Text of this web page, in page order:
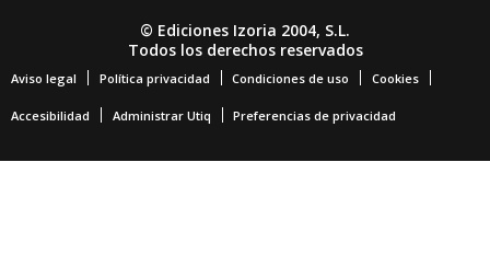
© Ediciones Izoria 2004, S.L.
Todos los derechos reservados
Aviso legal Política privacidad Condiciones de uso Cookies
Accesibilidad Administrar Utiq Preferencias de privacidad